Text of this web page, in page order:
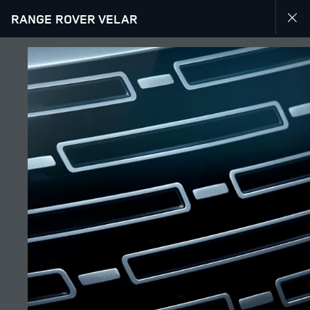
RANGE ROVER VELAR ТУРАЛЫ КӨБІРЕК БІЛУ-KZ
ГАЛЕРЕЯ
RANGE ROVER VELAR
ӘҢГІМЕГЕ ҚОСЫЛУ
Тіл
ҚАЗАҚ